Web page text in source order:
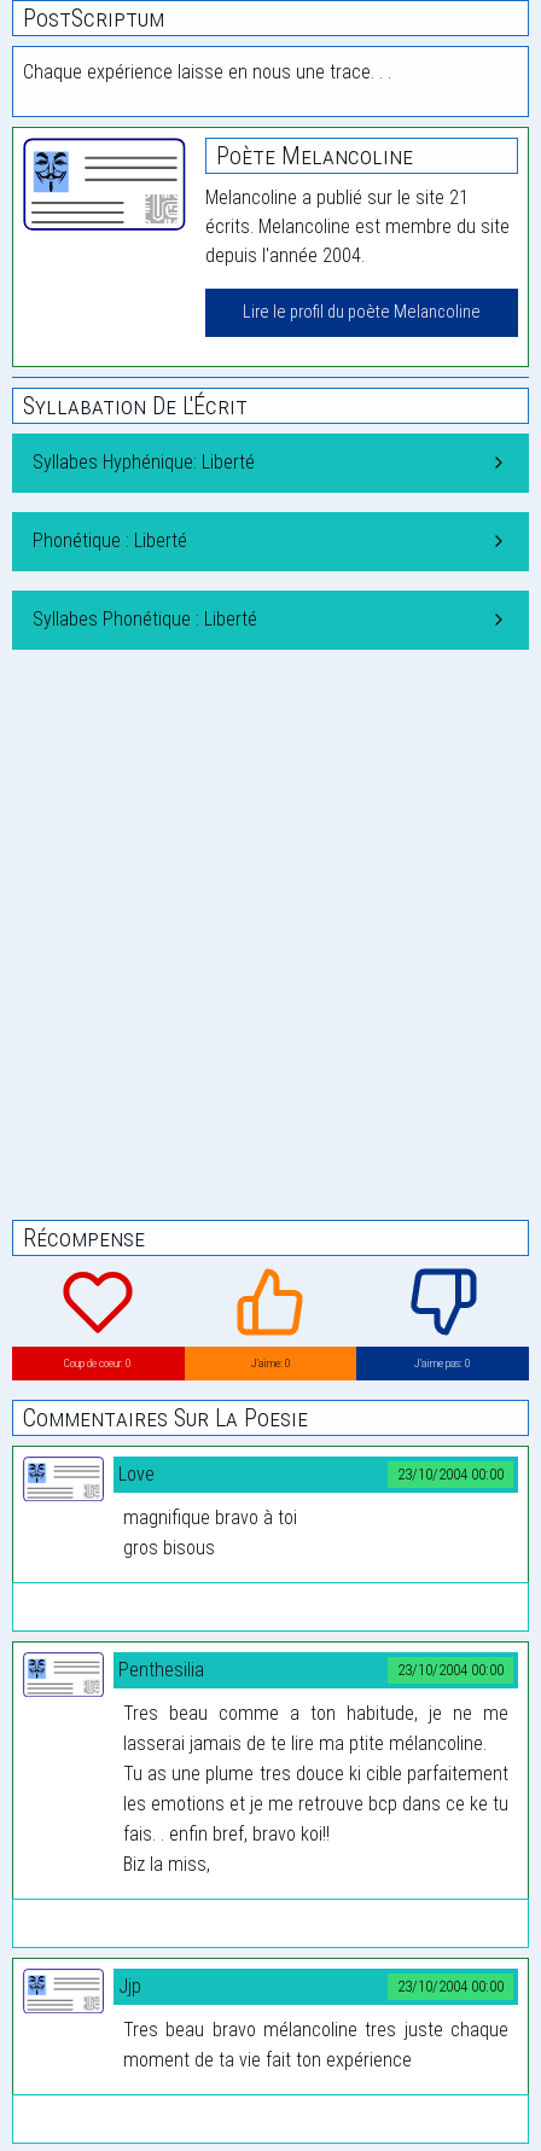
PostScriptum
Chaque expérience laisse en nous une trace. . .
Poète Melancoline
Melancoline a publié sur le site 21
écrits. Melancoline est membre du site
depuis l'année 2004.
Lire le profil du poète Melancoline
Syllabation De L'Écrit
Syllabes Hyphénique: Liberté
Phonétique : Liberté
Syllabes Phonétique : Liberté
Récompense
Coup de coeur: 0 J’aime: 0 J’aime pas: 0
Commentaires Sur La Poesie
23/10/2004 00:00
Love
magnifique bravo à toi
gros bisous
23/10/2004 00:00
Penthesilia
Tres beau comme a ton habitude, je ne me
lasserai jamais de te lire ma ptite mélancoline.
Tu as une plume tres douce ki cible parfaitement
les emotions et je me retrouve bcp dans ce ke tu
fais. . enfin bref, bravo koi!!
Biz la miss,
23/10/2004 00:00
Jjp
Tres beau bravo mélancoline tres juste chaque
moment de ta vie fait ton expérience